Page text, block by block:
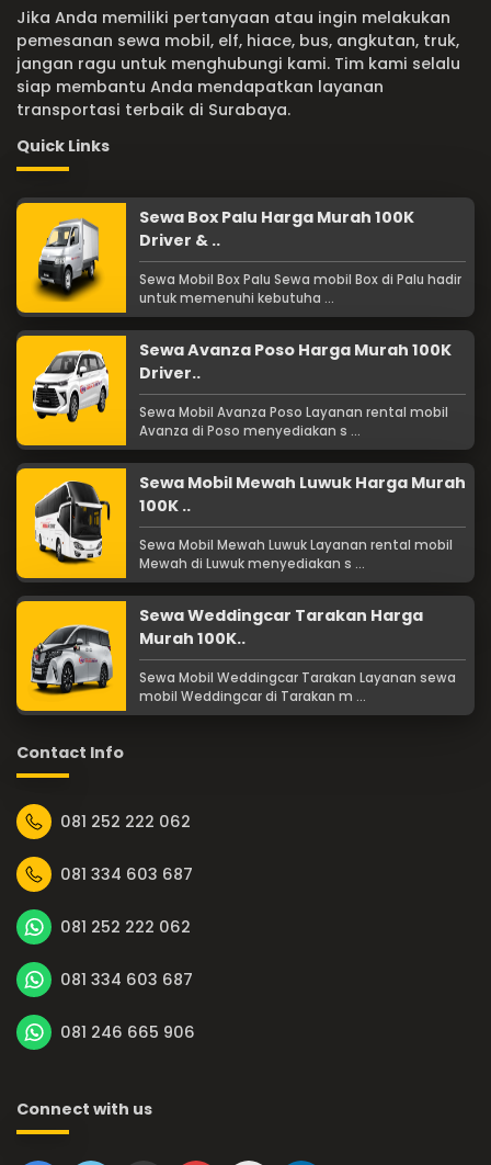
Jika Anda memiliki pertanyaan atau ingin melakukan
pemesanan sewa mobil, elf, hiace, bus, angkutan, truk,
jangan ragu untuk menghubungi kami. Tim kami selalu
siap membantu Anda mendapatkan layanan
transportasi terbaik di Surabaya.
Quick Links
Sewa Box Palu Harga Murah 100K
Driver & ..
Sewa Mobil Box Palu Sewa mobil Box di Palu hadir
untuk memenuhi kebutuha ...
Sewa Avanza Poso Harga Murah 100K
Driver..
Sewa Mobil Avanza Poso Layanan rental mobil
Avanza di Poso menyediakan s ...
Sewa Mobil Mewah Luwuk Harga Murah
100K ..
Sewa Mobil Mewah Luwuk Layanan rental mobil
Mewah di Luwuk menyediakan s ...
Sewa Weddingcar Tarakan Harga
Murah 100K..
Sewa Mobil Weddingcar Tarakan Layanan sewa
mobil Weddingcar di Tarakan m ...
Contact Info
081 252 222 062
081 334 603 687
081 252 222 062
081 334 603 687
081 246 665 906
Connect with us